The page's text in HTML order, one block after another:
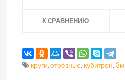
К СРАВНЕНИЮ
круги,отрезные, кубитрон,3м